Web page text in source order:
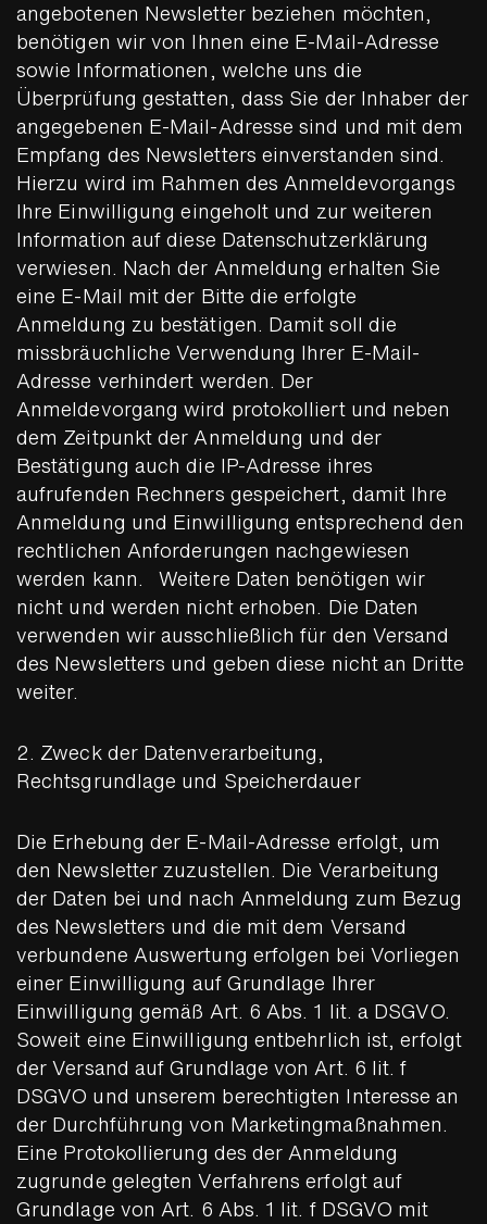
angebotenen Newsletter beziehen möchten,
benötigen wir von Ihnen eine E-Mail-Adresse
sowie Informationen, welche uns die
Überprüfung gestatten, dass Sie der Inhaber der
angegebenen E-Mail-Adresse sind und mit dem
Empfang des Newsletters einverstanden sind.
Hierzu wird im Rahmen des Anmeldevorgangs
Ihre Einwilligung eingeholt und zur weiteren
Information auf diese Datenschutzerklärung
verwiesen. Nach der Anmeldung erhalten Sie
eine E-Mail mit der Bitte die erfolgte
Anmeldung zu bestätigen. Damit soll die
missbräuchliche Verwendung Ihrer E-Mail-
Adresse verhindert werden. Der
Anmeldevorgang wird protokolliert und neben
dem Zeitpunkt der Anmeldung und der
Bestätigung auch die IP-Adresse ihres
aufrufenden Rechners gespeichert, damit Ihre
Anmeldung und Einwilligung entsprechend den
rechtlichen Anforderungen nachgewiesen
werden kann. Weitere Daten benötigen wir
nicht und werden nicht erhoben. Die Daten
verwenden wir ausschließlich für den Versand
des Newsletters und geben diese nicht an Dritte
weiter.
2. Zweck der Datenverarbeitung,
Rechtsgrundlage und Speicherdauer
Die Erhebung der E-Mail-Adresse erfolgt, um
den Newsletter zuzustellen. Die Verarbeitung
der Daten bei und nach Anmeldung zum Bezug
des Newsletters und die mit dem Versand
verbundene Auswertung erfolgen bei Vorliegen
einer Einwilligung auf Grundlage Ihrer
Einwilligung gemäß Art. 6 Abs. 1 lit. a DSGVO.
Soweit eine Einwilligung entbehrlich ist, erfolgt
der Versand auf Grundlage von Art. 6 lit. f
DSGVO und unserem berechtigten Interesse an
der Durchführung von Marketingmaßnahmen.
Eine Protokollierung des der Anmeldung
zugrunde gelegten Verfahrens erfolgt auf
Grundlage von Art. 6 Abs. 1 lit. f DSGVO mit